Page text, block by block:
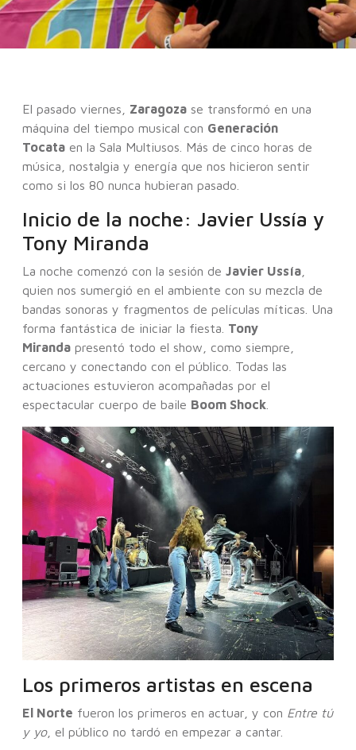
El pasado viernes, Zaragoza se transformó en una
máquina del tiempo musical con Generación
Tocata en la Sala Multiusos. Más de cinco horas de
música, nostalgia y energía que nos hicieron sentir
como si los 80 nunca hubieran pasado.
Inicio de la noche: Javier Ussía y
Tony Miranda
La noche comenzó con la sesión de Javier Ussía
quien nos sumergió en el ambiente con su mezcla de
bandas sonoras y fragmentos de películas míticas. Una
forma fantástica de iniciar la fiesta. Tony
Miranda presentó todo el show, como siempre,
cercano y conectando con el público. Todas las
actuaciones estuvieron acompañadas por el
espectacular cuerpo de baile Boom Shock
Los primeros artistas en escena
El Norte fueron los primeros en actuar, y con Entre tú
y yo, el público no tardó en empezar a cantar.